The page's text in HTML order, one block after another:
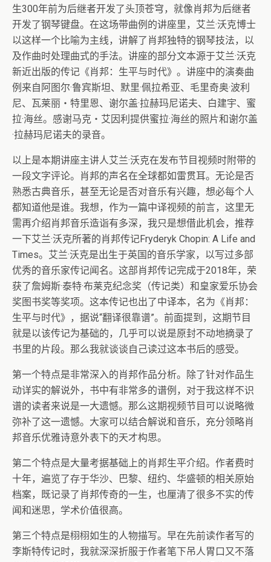
生300年前为后继者开发了头顶苍穹，就像肖邦为后继者
开发了钢琴键盘。在这场带曲例的讲座里，艾兰·沃克博士
以这样一个比喻为主线，讲解了肖邦独特的钢琴技法，以
及作曲时处理曲式的手法。讲座的部分文本源于艾兰·沃克
新近出版的传记《肖邦：生平与时代》。讲座中的演奏曲
例来自阿图尔·鲁宾斯坦、默里·佩拉希亚、毛里奇奥·波利
尼、瓦莱丽・特里恩、谢尔盖·拉赫玛尼诺夫、白建宇、蜜
拉·海丝。感谢马克・艾因利提供蜜拉·海丝的照片和谢尔盖
·拉赫玛尼诺夫的录音。
以上是本期讲座主讲人艾兰·沃克在发布节目视频时附带的
一段文字评论。肖邦的声名在全球都如雷贯耳。无论是否
熟悉古典音乐，甚至无论是否对音乐有兴趣，想必每个人
都知道他是谁。我想，作为一篇中译视频的前言，这里无
需再介绍肖邦音乐造诣有多深，我只是想借此机会，推荐
一下艾兰·沃克所著的肖邦传记Fryderyk Chopin: A Life and
Times。艾兰·沃克是出生于英国的音乐学家，以写过多部
优秀的音乐家传记闻名。这部肖邦传记完成于2018年，荣
获了詹姆斯·泰特·布莱克纪念奖（传记类）和皇家爱乐协会
奖图书奖等奖项。这本传记也出了中译本，名为《肖邦：
生平与时代》，据说“翻译很靠谱”。前面提到，这期节目
就是以该传记为基础的，几乎可以说是原封不动地摘录了
书里的片段。那么我就谈谈自己读过这本书后的感受。
第一个特点是非常深入的肖邦作品分析。除了针对作品生
动详实的解说外，书中有非常多的谱例，对于我这样不识
谱的读者来说是一大遗憾。那么这期视频节目可以说略微
弥补了这一遗憾。大家可以结合解说和音乐，充分领略肖
邦音乐优雅诗意外表下的天才构思。
第二个特点是大量考据基础上的肖邦生平介绍。作者费时
十年，遍览了存于华沙、巴黎、纽约、华盛顿的相关原始
档案，既记录了肖邦传奇的一生，也厘清了很多不实的传
闻和迷思，学术价值很高。
第三个特点是栩栩如生的人物描写。早在先前读作者写的
李斯特传记时，我就深深折服于作者笔下吊人胃口又不落